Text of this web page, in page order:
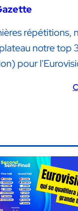
répétitions,
notre top
pour